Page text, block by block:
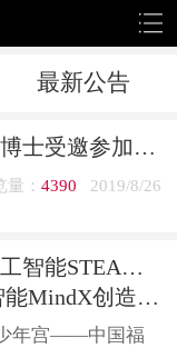
最新公告
比特实验室创始人曹博士受邀参加2019WWEC世界教育者大会
量： 4390 2019/8/26
第三届全国青少年人工智能STEAM创造发明活动
交流活动（中国区）通知
年宫——中国福